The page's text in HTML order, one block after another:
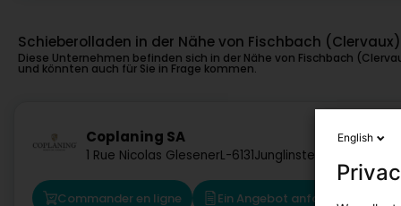
Schieberolladen in der Nähe von Fischbach (Clervaux)
Diese Unternehmen befinden sich in der Nähe von Fischbach
und könnten auch für Sie in Frage kommen.
Coplaning SA
1 Rue Nicolas GlesenerL-6131Junglinster
Commander en ligne Ein Angebot anfordern
English